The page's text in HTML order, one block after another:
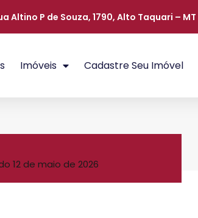
Altino P de Souza, 1790, Alto Taquari – MT
Imóveis Cadastre Seu Imóvel
12 de maio de 2026